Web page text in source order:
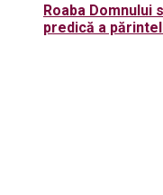
Roaba Domnului
predică a